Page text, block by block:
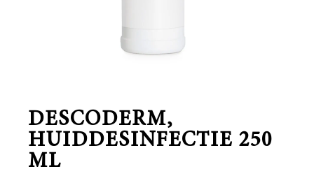
DESCODERM,
HUIDDESINFECTIE 250
ML